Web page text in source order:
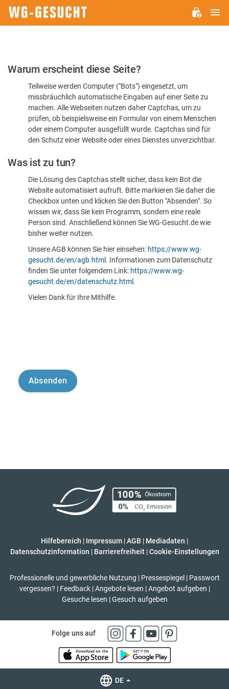
Bitte
dass
sind
Warum erscheint diese Seite?
Teilweise werden Computer ("Bots") eingesetzt, um
missbräuchlich automatische Eingaben auf einer Seite zu
machen. Alle Webseiten nutzen daher Captchas, um zu
prüfen, ob beispielsweise ein Formular von einem Menschen
oder einem Computer ausgefüllt wurde. Captchas sind für
den Schutz einer Website oder eines Dienstes unverzichtbar.
Was ist zu tun?
Die Lösung des Captchas stellt sicher, dass kein Bot die
Website automatisiert aufruft. Bitte markieren Sie daher die
Checkbox unten und klicken Sie den Button "Absenden". So
wissen wir, dass Sie kein Programm, sondern eine reale
Person sind. Anschließend können Sie WG-Gesucht.de wie
bisher weiter nutzen.
Unsere AGB können Sie hier einsehen: https://www.wg-
gesucht.de/en/agb.html . Informationen zum Datenschutz
finden Sie unter folgendem Link: https://www.wg-
gesucht.de/en/datenschutz.html .
Vielen Dank für Ihre Mithilfe.
Hilfebereich | Impressum |AGB | Mediadaten |
Datenschutzinformation | Barrierefreiheit | Cookie-Einstellungen
Professionelle und gewerbliche Nutzung | Pressespiegel | Passwort
vergessen? | Feedback | Angebote lesen | Angebot aufgeben |
Gesuche lesen | Gesuch aufgeben
Folge uns auf
DE